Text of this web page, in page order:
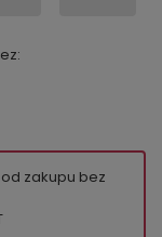
zakupu bez